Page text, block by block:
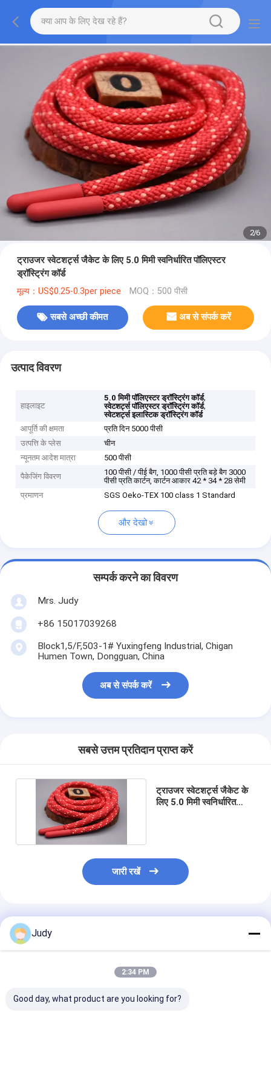
2/6
ट्राउजर स्वेटशर्ट्स जैकेट के लिए 5.0 मिमी स्वनिर्धारित पॉलिएस्टर
ड्रॉस्ट्रिंग कॉर्ड
मूल्य：US$0.25-0.3per piece MOQ：500 पीसी
सबसे अच्छी कीमत अब से संपर्क करें
उत्पाद विवरण
हाइलाइट
5.0 मिमी पॉलिएस्टर ड्रॉस्ट्रिंग कॉर्ड,
स्वेटशर्ट्स पॉलिएस्टर ड्रॉस्ट्रिंग कॉर्ड,
स्वेटशर्ट्स इलास्टिक ड्रॉस्ट्रिंग कॉर्ड
आपूर्ति की क्षमता
प्रति दिन 5000 पीसी
उत्पत्ति के प्लेस
चीन
न्यूनतम आदेश मात्रा
500 पीसी
पैकेजिंग विवरण
100 पीसी / पीई बैग, 1000 पीसी प्रति बड़े बैग 3000
पीसी प्रति कार्टन, कार्टन आकार 42 * 34 * 28 सेमी
प्रमाणन
SGS Oeko-TEX 100 class 1 Standard
और देखो
सम्पर्क करने का विवरण
Mrs. Judy
+86 15017039268
Block1,5/F,503-1# Yuxingfeng Industrial, Chigan
Humen Town, Dongguan, China
अब से संपर्क करें
सबसे उत्तम प्रतिदान प्राप्त करें
ट्राउजर स्वेटशर्ट्स जैकेट के
लिए 5.0 मिमी स्वनिर्धारित
जारी रखें
अनुशंसित उत्पाद
Judy
2:34 PM
Good day, what product are you looking for?